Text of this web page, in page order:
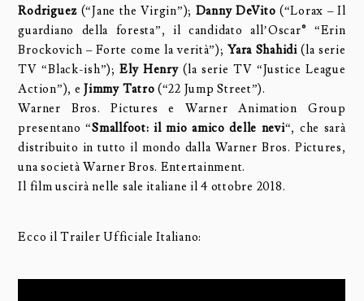
Rodriguez (“Jane the Virgin”); Danny DeVito(“Lorax – Il
guardiano della foresta”, il candidato all’Oscar® “Erin
Brockovich – Forte come la verità”);Yara Shahidi(la serie
TV “Black-ish”);Ely Henry(la serie TV “Justice League
Action”), eJimmy Tatro (“22 Jump Street”).
Warner Bros. Pictures e Warner Animation Group
presentano “Smallfoot: il mio amico delle nevi“, che sarà
distribuito in tutto il mondo dalla Warner Bros. Pictures,
una società Warner Bros. Entertainment.
Il film uscirà nelle sale italiane il 4 ottobre 2018.
Ecco il Trailer Ufficiale Italiano: